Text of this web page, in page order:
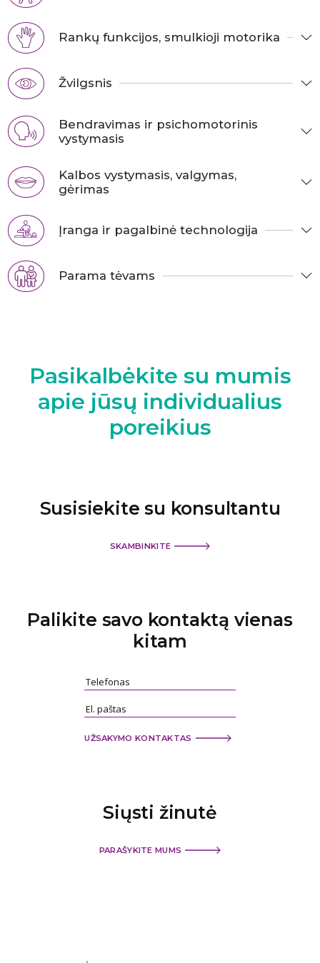
Rankų funkcijos, smulkioji motorika
Žvilgsnis
Bendravimas ir psichomotorinis
vystymasis
Kalbos vystymasis, valgymas,
gėrimas
Įranga ir pagalbinė technologija
Parama tėvams
Pasikalbėkite su mumis
apie jūsų individualius
poreikius
Susisiekite su konsultantu
SKAMBINKITE
Palikite savo kontaktą vienas
kitam
UŽSAKYMO KONTAKTAS
Siųsti žinutė
PARAŠYKITE MUMS